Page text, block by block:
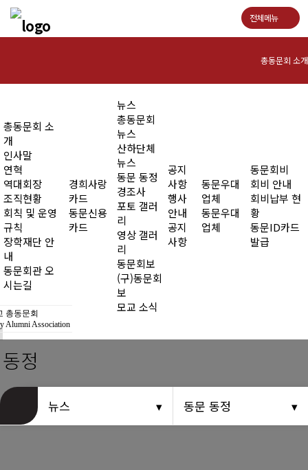
전체메뉴
총동문회 소개
연혁
역대회장
조직현황
회칙 및 운영규칙
장학재단 안내
동문회관 오시는길
뉴스
총동문회 뉴스
총동문회 소
개
인사말
연혁
역대회장
조직현황
회칙 및 운영
규칙
장학재단 안
내
동문회관 오
시는길
경희사랑
카드
동문신용
카드
뉴스
총동문회
뉴스
산하단체
뉴스
동문 동정
경조사
포토 갤러
리
영상 갤러
리
동문회보
(구)동문회
보
모교 소식
공지
사항
행사
안내
공지
사항
동문우대
업체
동문우대
업체
동문회비
회비 안내
회비납부 현
황
동문ID카드
발급
총동문회
Alumni Association
정
뉴스 동문 동정